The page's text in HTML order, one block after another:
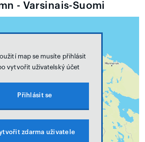
- Varsinais-Suomi
map se musíte přihlásit
vytvořit uživatelský účet
Přihlásit se
zdarma uživatele